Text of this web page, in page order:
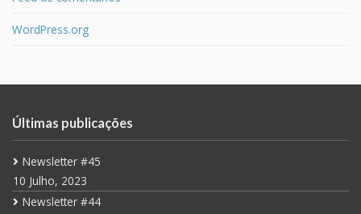
WordPress.org
Últimas publicações
Newsletter #45
10 Julho, 2023
Newsletter #44